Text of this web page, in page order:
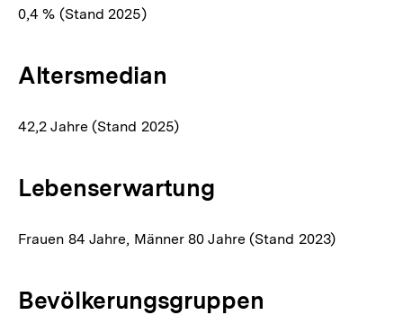
0,4 % (Stand 2025)
Altersmedian
42,2 Jahre (Stand 2025)
Lebenserwartung
Frauen 84 Jahre, Männer 80 Jahre (Stand 2023)
Bevölkerungsgruppen